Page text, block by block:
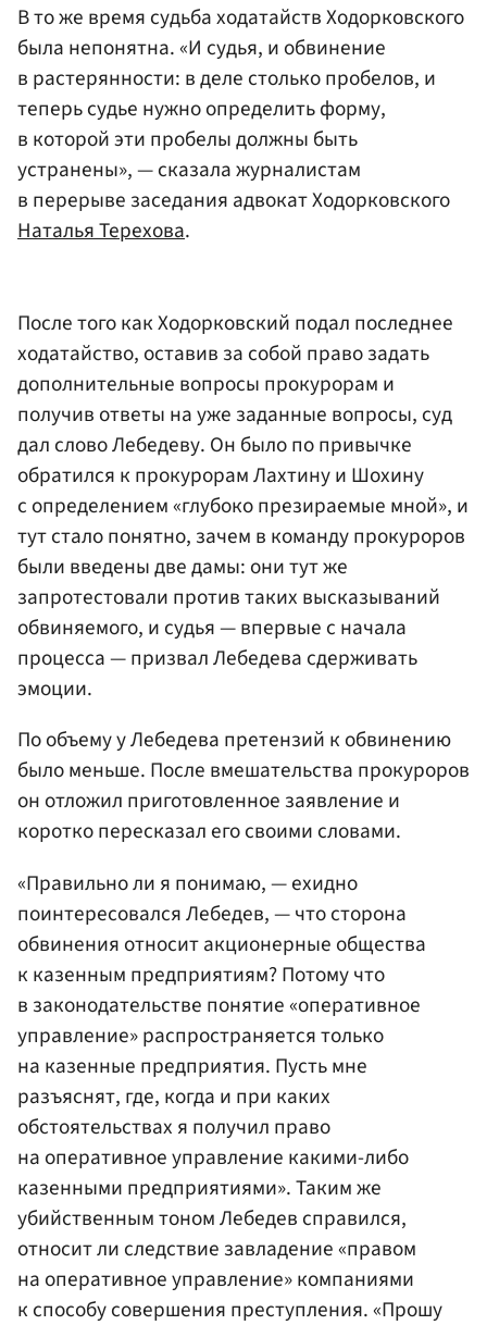
В то же время судьба ходатайств Ходорковского
была непонятна. «И судья, и обвинение
в растерянности: в деле столько пробелов, и
теперь судье нужно определить форму,
в которой эти пробелы должны быть
устранены», — сказала журналистам
в перерыве заседания адвокат Ходорковского
Наталья Терехова.
После того как Ходорковский подал последнее
ходатайство, оставив за собой право задать
дополнительные вопросы прокурорам и
получив ответы на уже заданные вопросы, суд
дал слово Лебедеву. Он было по привычке
обратился к прокурорам Лахтину и Шохину
с определением «глубоко презираемые мной», и
тут стало понятно, зачем в команду прокуроров
были введены две дамы: они тут же
запротестовали против таких высказываний
обвиняемого, и судья — впервые с начала
процесса — призвал Лебедева сдерживать
эмоции.
По объему у Лебедева претензий к обвинению
было меньше. После вмешательства прокуроров
он отложил приготовленное заявление и
коротко пересказал его своими словами.
«Правильно ли я понимаю, — ехидно
поинтересовался Лебедев, — что сторона
обвинения относит акционерные общества
к казенным предприятиям? Потому что
в законодательстве понятие «оперативное
управление» распространяется только
на казенные предприятия. Пусть мне
разъяснят, где, когда и при каких
обстоятельствах я получил право
на оперативное управление какими-либо
казенными предприятиями». Таким же
убийственным тоном Лебедев справился,
относит ли следствие завладение «правом
на оперативное управление» компаниями
к способу совершения преступления. «Прошу